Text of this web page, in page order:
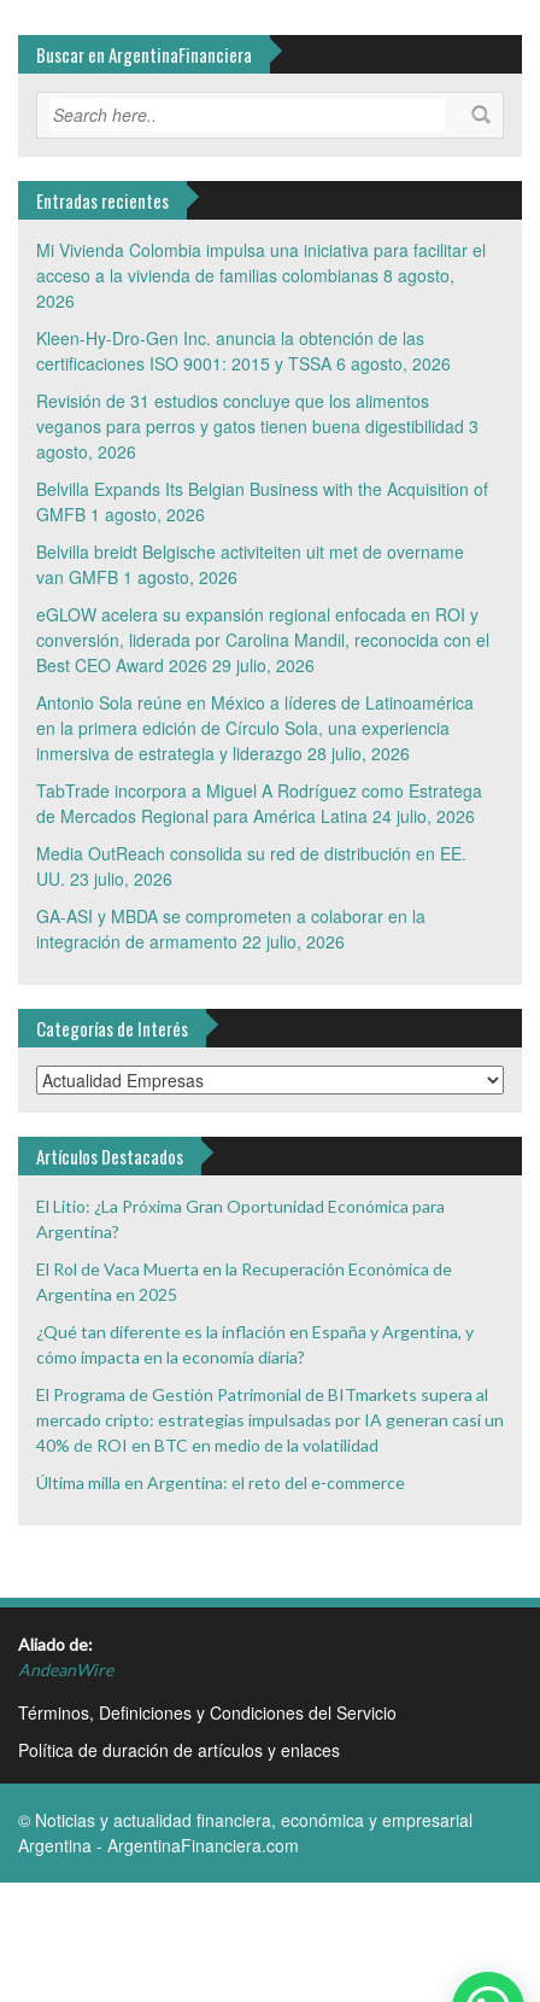
Buscar en ArgentinaFinanciera
Entradas recientes
Mi Vivienda Colombia impulsa una iniciativa para facilitar el
acceso a la vivienda de familias colombianas 8 agosto,
2026
Kleen-Hy-Dro-Gen Inc. anuncia la obtención de las
certificaciones ISO 9001: 2015 y TSSA 6 agosto, 2026
Revisión de 31 estudios concluye que los alimentos
veganos para perros y gatos tienen buena digestibilidad 3
agosto, 2026
Belvilla Expands Its Belgian Business with the Acquisition of
GMFB 1 agosto, 2026
Belvilla breidt Belgische activiteiten uit met de overname
van GMFB 1 agosto, 2026
eGLOW acelera su expansión regional enfocada en ROI y
conversión, liderada por Carolina Mandil, reconocida con el
Best CEO Award 2026 29 julio, 2026
Antonio Sola reúne en México a líderes de Latinoamérica
en la primera edición de Círculo Sola, una experiencia
inmersiva de estrategia y liderazgo 28 julio, 2026
TabTrade incorpora a Miguel A Rodríguez como Estratega
de Mercados Regional para América Latina 24 julio, 2026
Media OutReach consolida su red de distribución en EE.
UU. 23 julio, 2026
GA-ASI y MBDA se comprometen a colaborar en la
integración de armamento 22 julio, 2026
Categorías de Interés
Categorías
de
Artículos Destacados
El Litio: ¿La Próxima Gran Oportunidad Económica para
Argentina?
El Rol de Vaca Muerta en la Recuperación Económica de
Argentina en 2025
¿Qué tan diferente es la inflación en España y Argentina, y
cómo impacta en la economía diaria?
El Programa de Gestión Patrimonial de BITmarkets supera al
mercado cripto: estrategias impulsadas por IA generan casi un
40% de ROI en BTC en medio de la volatilidad
Última milla en Argentina: el reto del e-commerce
Aliado de:
AndeanWire
Términos, Definiciones y Condiciones del Servicio
Política de duración de artículos y enlaces
© Noticias y actualidad financiera, económica y empresarial
Argentina - ArgentinaFinanciera.com